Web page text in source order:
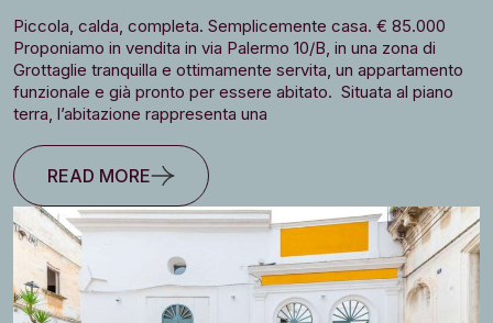
Piccola, calda, completa. Semplicemente casa. € 85.000
Proponiamo in vendita in via Palermo 10/B, in una zona di
Grottaglie tranquilla e ottimamente servita, un appartamento
funzionale e già pronto per essere abitato. Situata al piano
terra, l’abitazione rappresenta una
READ MORE